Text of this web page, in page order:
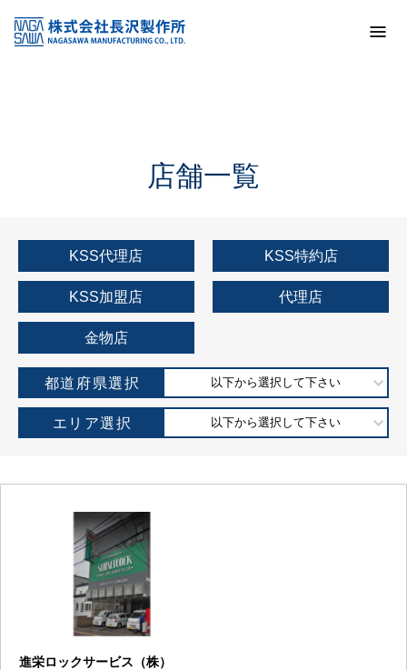
KSS加盟店・取扱店情報
店舗一覧
店舗一覧
KSS代理店 KSS特約店
KSS加盟店 代理店
金物店
都道府県選択 以下から選択して下さい
エリア選択 以下から選択して下さい
進栄ロックサービス（株）